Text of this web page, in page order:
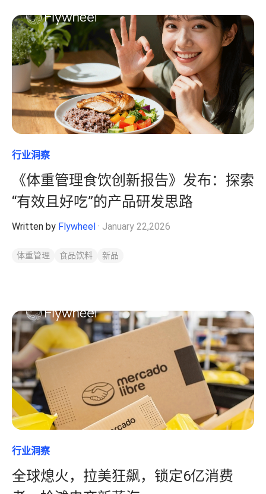
行业洞察
《体重管理食饮创新报告》发布：探索
“有效且好吃”的产品研发思路
Written by Flywheel · January 22,2026
体重管理 食品饮料 新品
行业洞察
全球熄火，拉美狂飙，锁定6亿消费